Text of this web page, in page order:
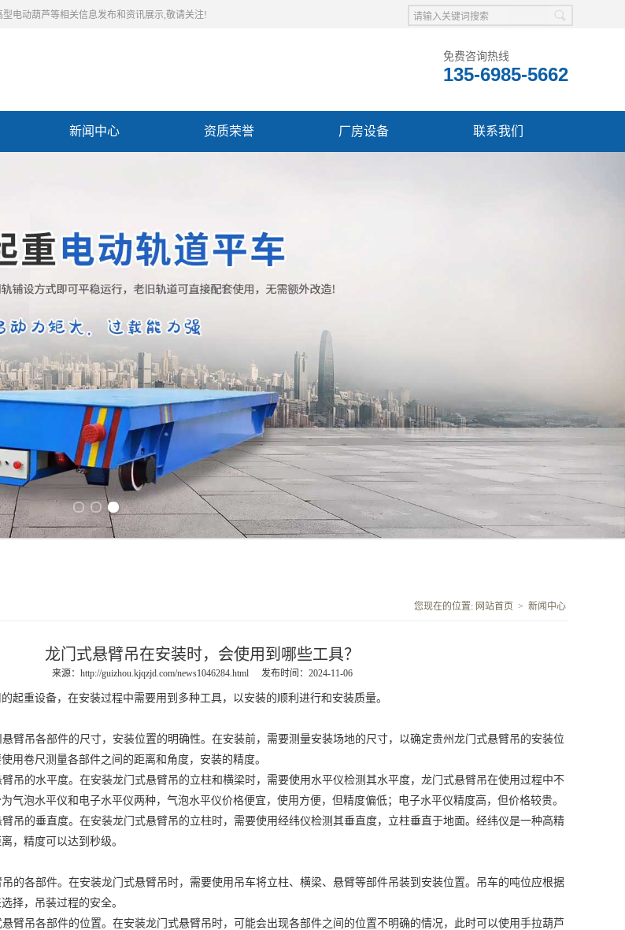
电动葫芦等相关信息发布和资讯展示,敬请关注!
免费咨询热线
135-6985-5662
新闻中心 资质荣誉 厂房设备 联系我们
您现在的位置: 网站首页 > 新闻中心
龙门式悬臂吊在安装时，会使用到哪些工具？
来源： http://guizhou.kjqzjd.com/news1046284.html 发布时间：2024-11-06
起重设备，在安装过程中需要用到多种工具，以安装的顺利进行和安装质量。
臂吊各部件的尺寸，安装位置的明确性。在安装前，需要测量安装场地的尺寸，以确定贵州龙门式悬臂吊的安装位
用卷尺测量各部件之间的距离和角度，安装的精度。
的水平度。在安装龙门式悬臂吊的立柱和横梁时，需要使用水平仪检测其水平度，龙门式悬臂吊在使用过程中不
气泡水平仪和电子水平仪两种，气泡水平仪价格便宜，使用方便，但精度偏低；电子水平仪精度高，但价格较贵。
的垂直度。在安装龙门式悬臂吊的立柱时，需要使用经纬仪检测其垂直度，立柱垂直于地面。经纬仪是一种高精
，精度可以达到秒级。
各部件。在安装龙门式悬臂吊时，需要使用吊车将立柱、横梁、悬臂等部件吊装到安装位置。吊车的吨位应根据
择，吊装过程的安全。
吊各部件的位置。在安装龙门式悬臂吊时，可能会出现各部件之间的位置不明确的情况，此时可以使用手拉葫芦